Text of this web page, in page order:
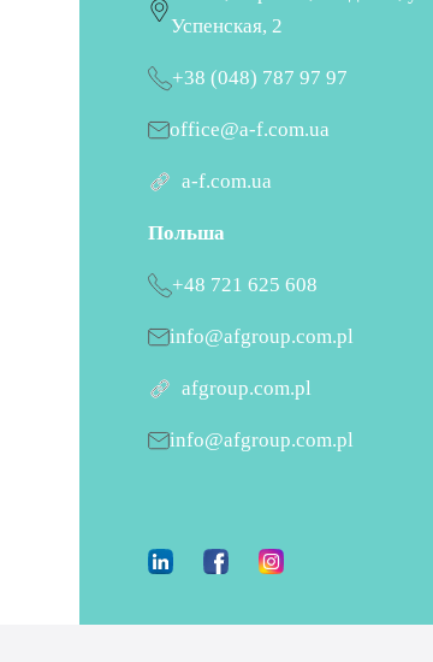
Успенская, 2
+38 (048) 787 97 97
office@a-f.com.ua
a-f.com.ua
Польша
+48 721 625 608
info@afgroup.com.pl
afgroup.com.pl
info@afgroup.com.pl